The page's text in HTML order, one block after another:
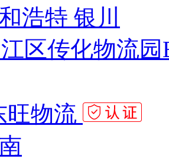
浩特 银川
区传化物流园
旺物流